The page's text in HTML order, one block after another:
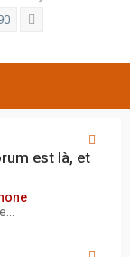
est là, et